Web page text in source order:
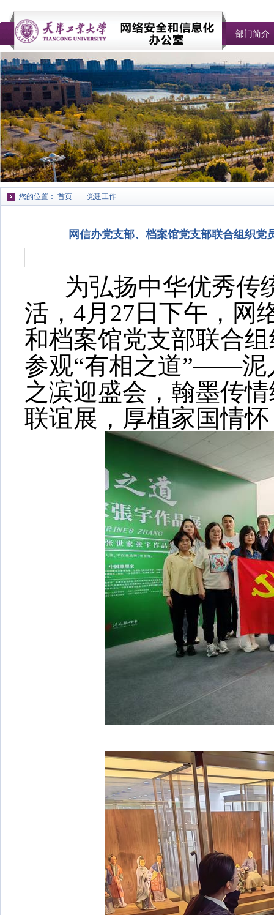
部门简介
您的位置： 首页 党建工作
网信办党支部、档案馆党支部联合组织
为弘扬中华优秀传
活，4月27日下午，网
和档案馆党支部联合
参观“有相之道”——泥
之滨迎盛会，翰墨传
联谊展 ，厚植家国情